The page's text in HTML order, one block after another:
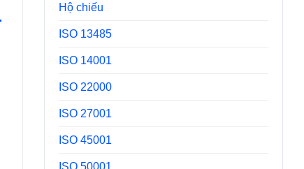
Hộ chiếu
ISO 13485
ISO 14001
ISO 22000
ISO 27001
ISO 45001
ISO 50001